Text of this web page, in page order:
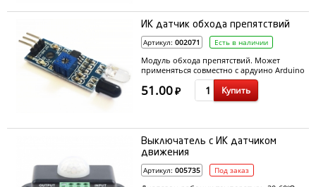
ИК датчик обхода препятствий
Артикул: 002071 Есть в наличии
Модуль обхода препятствий. Может
применяться совместно с ардуино Arduino
для управления роботами, машинками, и
т.д.
51.00₽ Купить
Выключатель с ИК датчиком
движения
Артикул: 005735 Под заказ